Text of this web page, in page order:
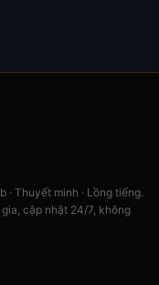
· Thuyết minh · Lồng tiếng.
cập nhật 24/7, không